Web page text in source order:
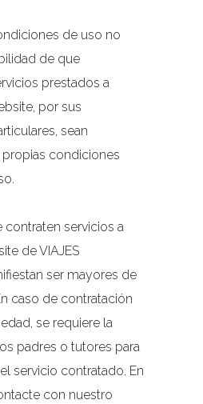
de uso no
de que
prestados a
por sus
sean
condiciones
contraten servicios a
de VIAJES
ser mayores de
caso de contratación
se requiere la
padres o tutores para
servicio contratado. En
con nuestro